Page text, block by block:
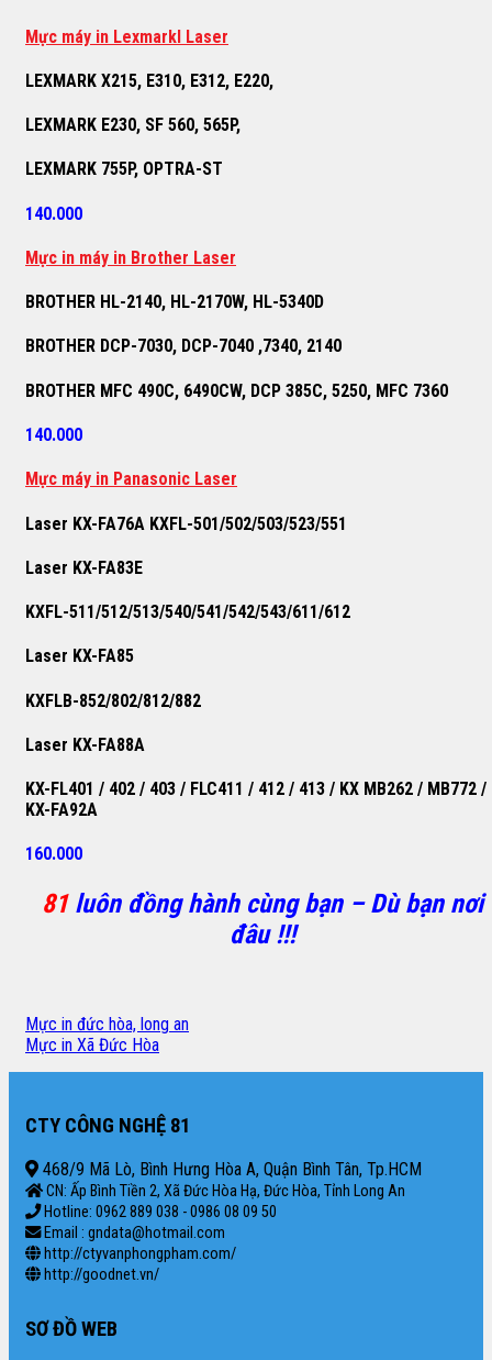
Mực máy in Lexmarkl Laser
LEXMARK X215, E310, E312, E220,
LEXMARK E230, SF 560, 565P,
LEXMARK 755P, OPTRA-ST
140.000
Mực in máy in Brother Laser
BROTHER HL-2140, HL-2170W, HL-5340D
BROTHER DCP-7030, DCP-7040 ,7340, 2140
BROTHER MFC 490C, 6490CW, DCP 385C, 5250, MFC 7360
140.000
Mực máy in Panasonic Laser
Laser KX-FA76A KXFL-501/502/503/523/551
Laser KX-FA83E
KXFL-511/512/513/540/541/542/543/611/612
Laser KX-FA85
KXFLB-852/802/812/882
Laser KX-FA88A
KX-FL401 / 402 / 403 / FLC411 / 412 / 413 / KX MB262 / MB772 /
KX-FA92A
160.000
81luôn đồng hành cùng bạn – Dù bạn nơi
đâu !!!
Mực in đức hòa, long an
Mực in Xã Đức Hòa
CTY CÔNG NGHỆ 81
468/9 Mã Lò, Bình Hưng Hòa A, Quận Bình Tân, Tp.HCM
CN: Ấp Bình Tiền 2, Xã Đức Hòa Hạ, Đức Hòa, Tỉnh Long An
Hotline: 0962 889 038 - 0986 08 09 50
Email : gndata@hotmail.com
http://ctyvanphongpham.com/
http://goodnet.vn/
SƠ ĐỒ WEB